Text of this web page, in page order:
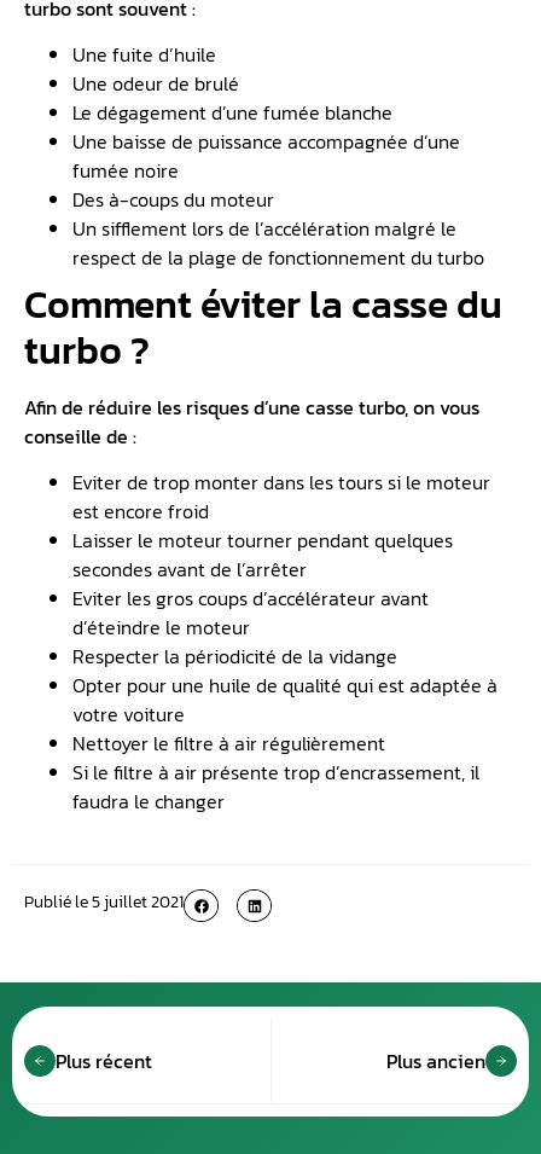
turbo sont souvent :
Une fuite d’huile
Une odeur de brulé
Le dégagement d’une fumée blanche
Une baisse de puissance accompagnée d’une
fumée noire
Des à-coups du moteur
Un sifflement lors de l’accélération malgré le
respect de la plage de fonctionnement du turbo
Comment éviter la casse du
turbo ?
Afin de réduire les risques d’une casse turbo, on vous
conseille de :
Eviter de trop monter dans les tours si le moteur
est encore froid
Laisser le moteur tourner pendant quelques
secondes avant de l’arrêter
Eviter les gros coups d’accélérateur avant
d’éteindre le moteur
Respecter la périodicité de la vidange
Opter pour une huile de qualité qui est adaptée à
votre voiture
Nettoyer le filtre à air régulièrement
Si le filtre à air présente trop d’encrassement, il
faudra le changer
Publié le5 juillet 2021
Plus récent Plus ancien